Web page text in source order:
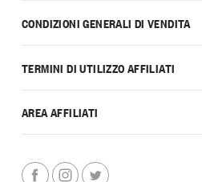
CONDIZIONI GENERALI DI VENDITA
TERMINI DI UTILIZZO AFFILIATI
AREA AFFILIATI